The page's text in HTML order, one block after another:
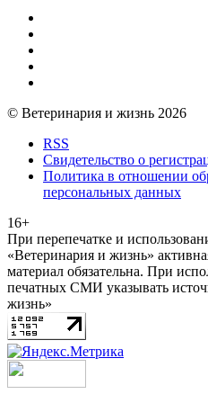
© Ветеринария и жизнь 2026
RSS
Свидетельство о
Политика в отношении
персональных данных
16+
При перепечатке и
«Ветеринария и жизнь»
материал обязательна. При
печатных СМИ указывать
жизнь»